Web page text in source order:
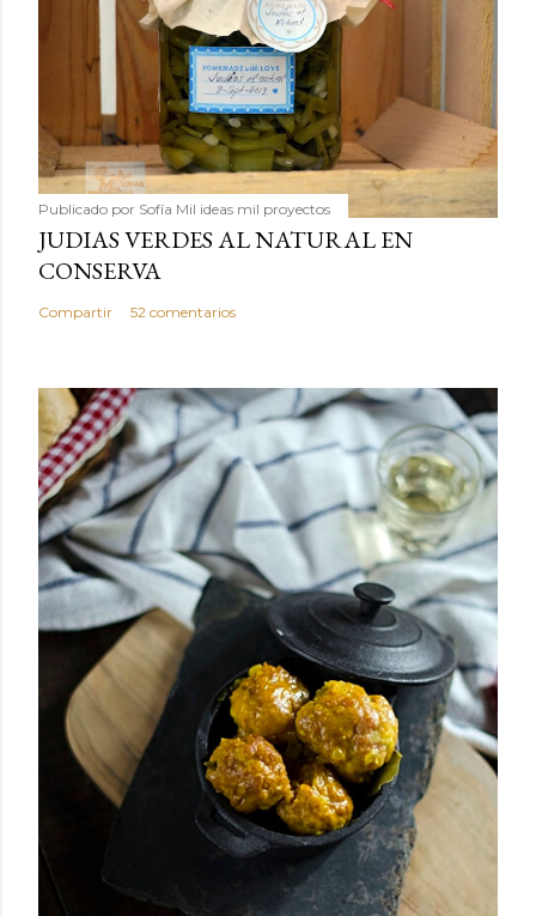
Publicado por Sofía Mil ideas mil proyectos
JUDIAS VERDES AL NATURAL EN
CONSERVA
Compartir 52 comentarios